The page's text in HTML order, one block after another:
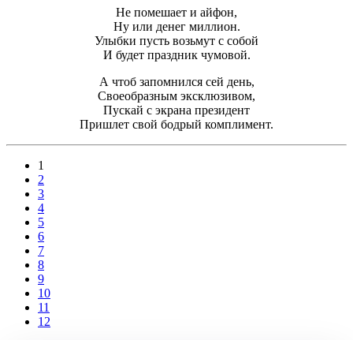
Не помешает и айфон,
Ну или денег миллион.
Улыбки пусть возьмут с собой
И будет праздник чумовой.
А чтоб запомнился сей день,
Своеобразным эксклюзивом,
Пускай с экрана президент
Пришлет свой бодрый комплимент.
1
2
3
4
5
6
7
8
9
10
11
12